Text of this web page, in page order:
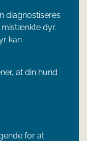
diagnostiseres
dyr.
kan
at din hund
for at